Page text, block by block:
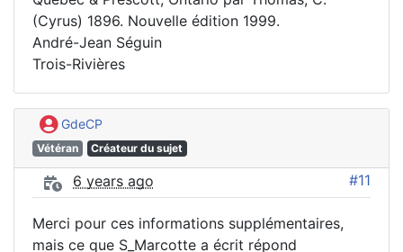
(Cyrus) 1896. Nouvelle édition 1999.
André-Jean Séguin
Trois-Rivières
GdeCP
Vétéran Créateur du sujet
6 years ago #11
Merci pour ces informations supplémentaires,
mais ce que S_Marcotte a écrit répond